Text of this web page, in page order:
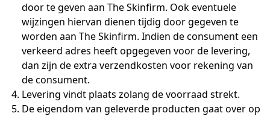
door te geven aan The Skinfirm. Ook eventuele
wijzingen hiervan dienen tijdig door gegeven te
worden aan The Skinfirm. Indien de consument een
verkeerd adres heeft opgegeven voor de levering,
dan zijn de extra verzendkosten voor rekening van
de consument.
Levering vindt plaats zolang de voorraad strekt.
De eigendom van geleverde producten gaat over op